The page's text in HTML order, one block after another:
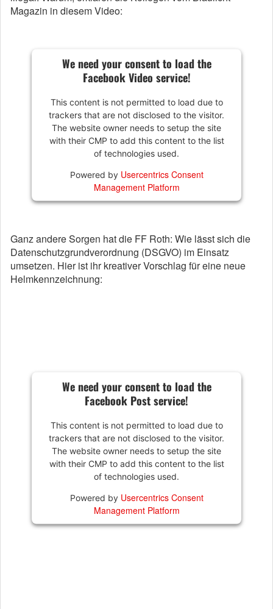
Magazin in diesem Video:
We need your consent to load the
Facebook Video service!
This content is not permitted to load due to
trackers that are not disclosed to the visitor.
The website owner needs to setup the site
with their CMP to add this content to the list
of technologies used.
Powered by Usercentrics Consent
Management Platform
Ganz andere Sorgen hat die FF Roth: Wie lässt sich die
Datenschutzgrundverordnung (DSGVO) im Einsatz
umsetzen. Hier ist ihr kreativer Vorschlag für eine neue
Helmkennzeichnung:
We need your consent to load the
Facebook Post service!
This content is not permitted to load due to
trackers that are not disclosed to the visitor.
The website owner needs to setup the site
with their CMP to add this content to the list
of technologies used.
Powered by Usercentrics Consent
Management Platform